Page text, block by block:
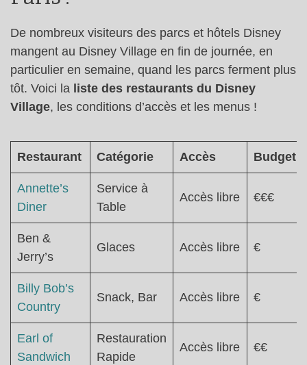
De nombreux visiteurs des parcs et hôtels Disney
mangent au Disney Village en fin de journée, en
particulier en semaine, quand les parcs ferment plus
tôt. Voici la liste des restaurants du Disney
Village, les conditions d’accès et les menus !
Restaurant Catégorie Accès Budget
Annette’s
Diner
Service à
Table
Accès libre €€€
Ben &
Jerry’s
Glaces Accès libre €
Billy Bob’s
Country
Snack, Bar Accès libre €
Earl of
Sandwich
Restauration
Rapide
Accès libre €€